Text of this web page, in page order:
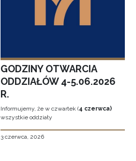
GODZINY OTWARCIA
ODDZIAŁÓW 4-5.06.2026
R.
Informujemy, że w czwartek (4 czerwca)
wszystkie oddziały
3 czerwca, 2026